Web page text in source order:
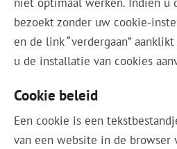
bezoekt zonder uw cookie-
en de link “verdergaan”
u de installatie van cookies
Cookie beleid
Een cookie is een
van een website in de browser